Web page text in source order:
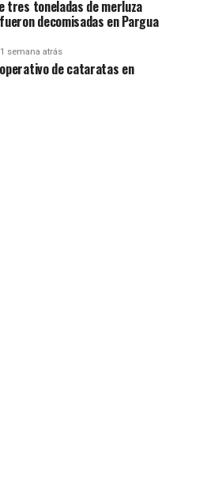
tres toneladas de merluza
decomisadas en Pargua
1 semana atrás
de cataratas en